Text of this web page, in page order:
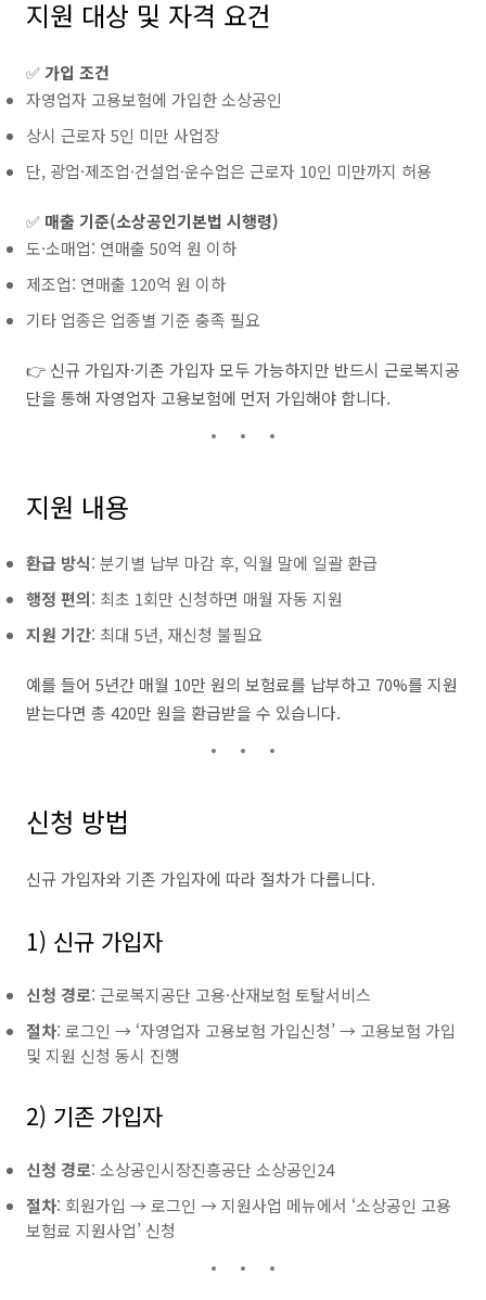
지원 대상 및 자격 요건
✅가입 조건
자영업자 고용보험에 가입한 소상공인
상시 근로자 5인 미만 사업장
단, 광업·제조업·건설업·운수업은 근로자 10인 미만까지 허용
✅ 매출 기준(소상공인기본법 시행령)
도·소매업: 연매출 50억 원 이하
제조업: 연매출 120억 원 이하
기타 업종은 업종별 기준 충족 필요
👉 신규 가입자·기존 가입자 모두 가능하지만 반드시 근로복지공
단을 통해 자영업자 고용보험에 먼저 가입해야 합니다.
지원 내용
환급 방식: 분기별 납부 마감 후, 익월 말에 일괄 환급
행정 편의: 최초 1회만 신청하면 매월 자동 지원
지원 기간: 최대 5년, 재신청 불필요
예를 들어 5년간 매월 10만 원의 보험료를 납부하고 70%를 지원
받는다면 총 420만 원을 환급받을 수 있습니다.
신청 방법
신규 가입자와 기존 가입자에 따라 절차가 다릅니다.
1) 신규 가입자
신청 경로: 근로복지공단 고용·산재보험 토탈서비스
절차: 로그인 → ‘자영업자 고용보험 가입신청’ → 고용보험 가입
및 지원 신청 동시 진행
2) 기존 가입자
신청 경로: 소상공인시장진흥공단 소상공인24
절차: 회원가입 → 로그인 → 지원사업 메뉴에서 ‘소상공인 고용
보험료 지원사업’ 신청